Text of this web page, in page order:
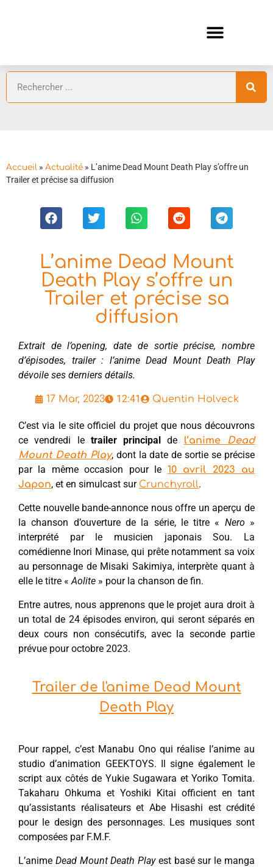
Accueil » Actualité » L’anime Dead Mount Death Play s’offre un
Trailer et précise sa diffusion
L’anime Dead Mount
Death Play s’offre un
Trailer et précise sa
diffusion
Extrait de l’opening, date de sortie précise, nombre
d’épisodes, trailer : l’anime Dead Mount Death Play
dévoile ses derniers détails.
17 Mar, 2023 12:41 Quentin Holveck
C’est via le site officiel du projet que nous découvrons
ce vendredi le trailer principal de l’anime Dead
Mount Death Play, dont la date de sortie se précise
par la même occasion pour le 10 avril 2023 au
Japon, et en simulcast sur Crunchyroll.
Cette nouvelle bande-annonce nous offre un aperçu de
la chanson d’ouverture de la série, le titre « Nero »
interprété par le musicien japonais Sou. La
comédienne Inori Minase, qui prête notamment sa voix
au personnage de Misaki Sakimiya, interprète quant à
elle le titre «Aolite » pour la chanson de fin.
Entre autres, nous apprenons que le projet aura droit à
un total de 24 épisodes environ, qui seront séparés en
deux cours non consécutifs, avec la seconde partie
prévue pour octobre 2023.
Trailer de l'anime Dead Mount
Death Play
Pour rappel, c’est Manabu Ono qui réalise l’anime au
studio d’animation GEEKTOYS. Il signe également le
script aux côtés de Yukie Sugawara et Yoriko Tomita.
Takaharu Ohkuma et Yoshiki Kitai officient en tant
qu’assistants réalisateurs et Abe Hisashi est crédité
pour le design des personnages. Les musiques sont
composées par F.M.F.
L’anime Dead Mount Death Playest basé sur le manga